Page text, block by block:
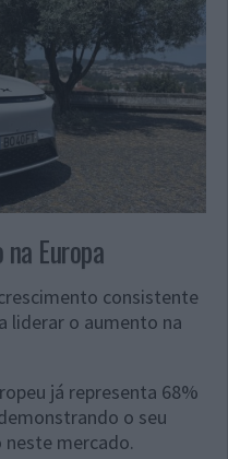
Europa
consistente
liderar o aumento na
já representa 68%
o seu
mercado.